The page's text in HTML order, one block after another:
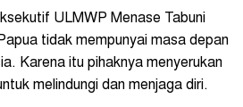
ULMWP Menase Tabuni
tidak mempunyai masa depan
Karena itu pihaknya menyerukan
melindungi dan menjaga diri.